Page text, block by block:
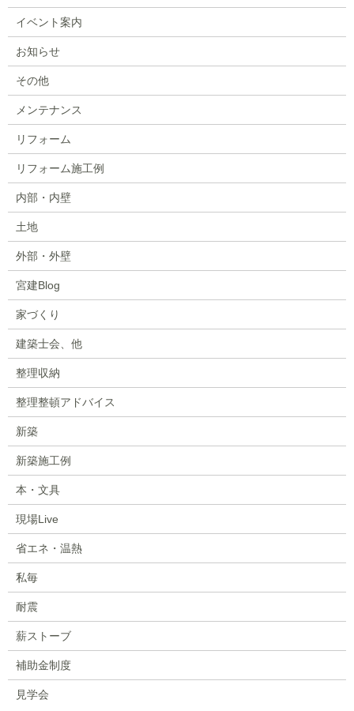
イベント案内
お知らせ
その他
メンテナンス
リフォーム
リフォーム施工例
内部・内壁
土地
外部・外壁
宮建Blog
家づくり
建築士会、他
整理収納
整理整頓アドバイス
新築
新築施工例
本・文具
現場Live
省エネ・温熱
私毎
耐震
薪ストーブ
補助金制度
見学会